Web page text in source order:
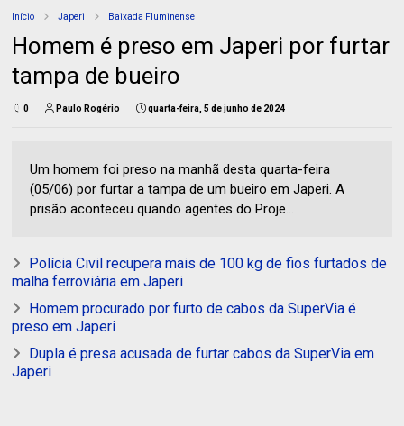
Início Japeri Baixada Fluminense
Homem é preso em Japeri por furtar
tampa de bueiro
0 Paulo Rogério quarta-feira, 5 de junho de 2024
Um homem foi preso na manhã desta quarta-feira
(05/06) por furtar a tampa de um bueiro em Japeri. A
prisão aconteceu quando agentes do Proje...
Polícia Civil recupera mais de 100 kg de fios furtados de
malha ferroviária em Japeri
Homem procurado por furto de cabos da SuperVia é
preso em Japeri
Dupla é presa acusada de furtar cabos da SuperVia em
Japeri